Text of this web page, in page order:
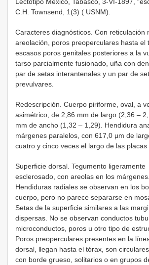
C.H. Townsend, 1(3) ( USNM).
Caracteres diagnósticos. Con reticulación
areolación, poros preoperculares hasta el
escasos poros genitales posteriores a la
tarso parcialmente fusionado, uña con
par de setas interantenales y un par de
prevulvares.
Redescripción. Cuerpo piriforme, oval, a
asimétrico, de 2,86 mm de largo (2,36 –
mm de ancho (1,32 – 1,29). Hendidura
márgenes paralelos, con 617,0 µm de
cuatro y cinco veces el largo de las placas
Superficie dorsal. Tegumento ligeramente
esclerosado, con areolas en los márgenes.
Hendiduras radiales se observan en los
cuerpo, pero no parece separarse en
Setas de la superficie similares a las
dispersas. No se observan conductos
microconductos, poros u otro tipo de
Poros preoperculares presentes en la
dorsal, llegan hasta el tórax, son
con borde grueso, solitarios o en grupos